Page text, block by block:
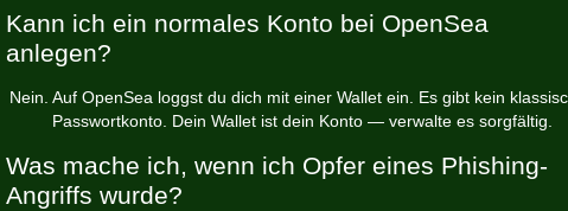
Kann ich ein normales Konto bei OpenSea
anlegen?
Nein. Auf OpenSea loggst du dich mit einer Wallet ein. Es gibt kein
Passwortkonto. Dein Wallet ist dein Konto — verwalte es sorgfältig.
Was mache ich, wenn ich Opfer eines Phishing-
Angriffs wurde?